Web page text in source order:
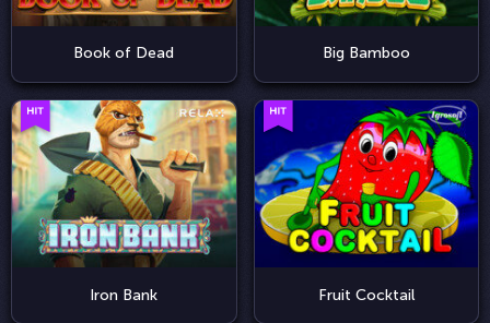
Book of Dead Big Bamboo
Iron Bank Fruit Cocktail